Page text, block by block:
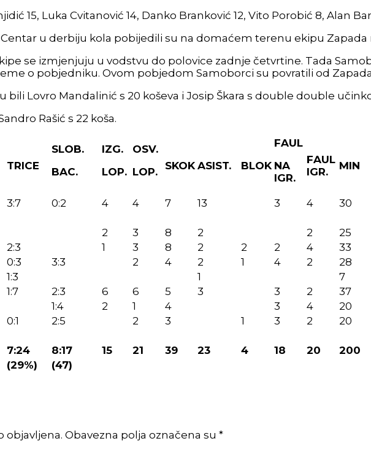
15, Luka Cvitanović 14, Danko Branković 12, Vito Porobić 8, Alan
Centar u derbiju kola pobijedili su na domaćem terenu ekipu Zapada
se izmjenjuju u vodstvu do polovice zadnje četvrtine. Tada
o pobjedniku. Ovom pobjedom Samoborci su povratili od
Lovro Mandalinić s 20 koševa i Josip Škara s double double
Rašić s 22 koša.
TRICE
SLOB.
BAC.
IZG.
LOP.
OSV.
LOP.
SKOK ASIST. BLOK
FAUL
NA
IGR.
FAUL
IGR.
MIN
3:7 0:2 4 4 7 13 3 4
30
2 3 8 2 2
25
2:3 1 3 8 2 2 2 4
33
0:3 3:3 2 4 2 1 4 2
28
1:3 1
7
1:7 2:3 6 6 5 3 3 2
37
1:4 2 1 4 3 4
20
0:1 2:5 2 3 1 3 2
20
7:24 8:17 15 21 39 23 4 18 20
200
(29%)
(47)
objavljena. Obavezna polja označena su *